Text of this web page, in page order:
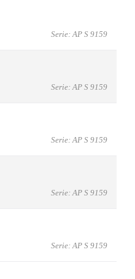
Serie: AP S 9159
Serie: AP S 9159
Serie: AP S 9159
Serie: AP S 9159
Serie: AP S 9159